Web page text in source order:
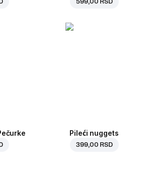
Pileći nuggets
399,00 RSD